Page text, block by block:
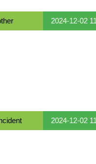
2024-12-02
2024-12-02